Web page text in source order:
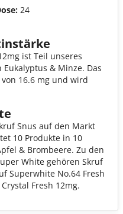
24
ist Teil unseres
& Minze. Das
16.6 mg und wird
Snus auf den Markt
10 Produkte in 10
& Brombeere. Zu den
White gehören Skruf
Superwhite No.64 Fresh
Fresh 12mg.